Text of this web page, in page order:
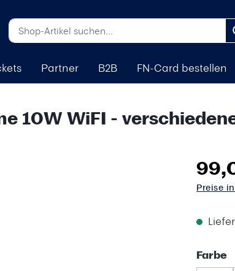
Partner B2B FN-Card bestellen
10W WiFI -
Preise
Farbe